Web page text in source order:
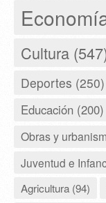
Cultura
Deportes (250)
Educación (200)
Obras y
Juventud e
Agricultura (94)